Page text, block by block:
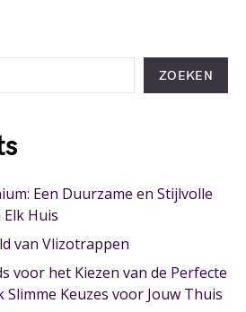
ZOEKEN
Een Duurzame en Stijlvolle
Huis
van Vlizotrappen
voor het Kiezen van de Perfecte
Keuzes voor Jouw Thuis